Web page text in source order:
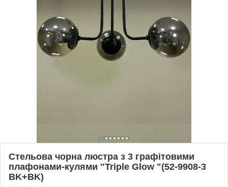
Стельова чорна люстра з 3 графітовими
плафонами-кулями "Triple Glow "(52-9908-3
BK+BK)